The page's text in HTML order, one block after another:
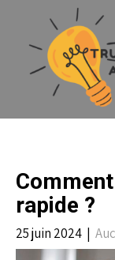
o
rapide ?
25 juin 2024 |